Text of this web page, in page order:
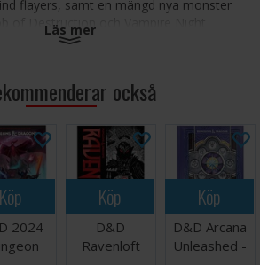
flayers, samt en mängd nya monster
of Destruction och Vampire Night
illustrationerna och de
ge bränsle till dina D&D-äventyr i
Dungeons & Dragons 2025
monstermanualen någonsin, med
totalt och över 75 helt nya monster
nya rovdjur för spel på högre nivåer,
Läs mer
också
Köp
2024
Köp
D&D
Ravenloft
Köp
D&D Arcana
Unleashed -